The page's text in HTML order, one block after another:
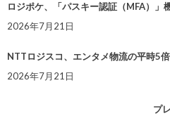
ロジポケ、「パスキー認証（MFA）」
2026年7月21日
NTTロジスコ、エンタメ物流の平時5
2026年7月21日
プ